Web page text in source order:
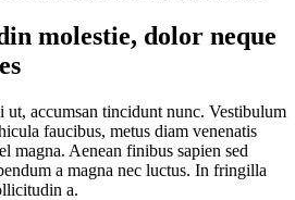
molestie, dolor neque
accumsan tincidunt nunc. Vestibulum
faucibus, metus diam venenatis
magna. Aenean finibus sapien sed
a magna nec luctus. In fringilla
a.